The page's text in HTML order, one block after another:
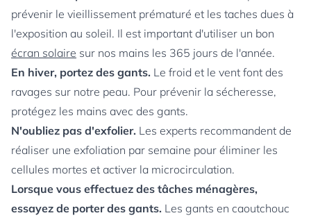
prévenir le vieillissement prématuré et les taches dues à
l'exposition au soleil. Il est important d'utiliser un bon
écran solaire sur nos mains les 365 jours de l'année.
En hiver, portez des gants. Le froid et le vent font des
ravages sur notre peau. Pour prévenir la sécheresse,
protégez les mains avec des gants.
N'oubliez pas d'exfolier. Les experts recommandent de
réaliser une exfoliation par semaine pour éliminer les
cellules mortes et activer la microcirculation.
Lorsque vous effectuez des tâches ménagères,
essayez de porter des gants. Les gants en caoutchouc